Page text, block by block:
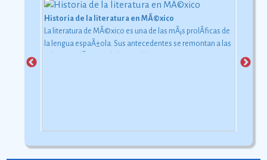
Historia de la literatura en MÃ©xico
La literatura de MÃ©xico es una de las mÃ¡s prolÃ­ficas de
la lengua espaÃ±ola. Sus antecedentes se remontan a las